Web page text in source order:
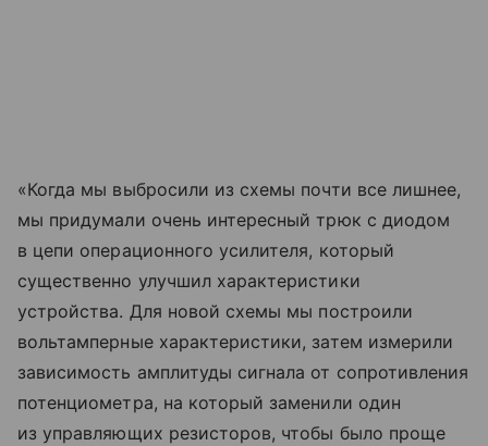
«Когда мы выбросили из схемы почти все лишнее,
мы придумали очень интересный трюк с диодом
в цепи операционного усилителя, который
существенно улучшил характеристики
устройства. Для новой схемы мы построили
вольтамперные характеристики, затем измерили
зависимость амплитуды сигнала от сопротивления
потенциометра, на который заменили один
из управляющих резисторов, чтобы было проще